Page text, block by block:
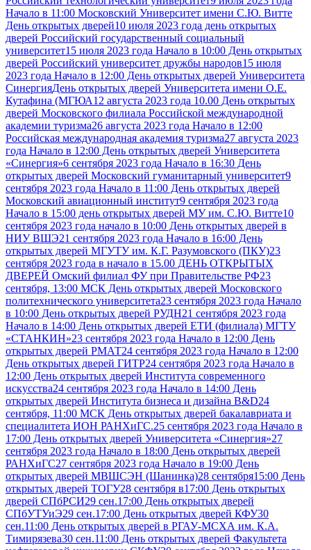
Начало в 11:00 Московский Университет имени С.Ю. Витте
День открытых дверей10 июля 2023 года день открытых
дверей Российский государственный социальный
университет15 июля 2023 года Начало в 10:00 День открытых
дверей Российский университет дружбы народов15 июля
2023 года Начало в 12:00 День открытых дверей Университета
СинергияДень открытых дверей Университета имени О.Е.
Кутафина (МГЮА12 августа 2023 года 10.00 День открытых
дверей Московского филиала Российской международной
академии туризма26 августа 2023 года Начало в 12:00
Российская международная академия туризма27 августа 2023
года Начало в 12:00 День открытых дверей Университета
«Синергия»6 сентября 2023 года Начало в 16:30 День
открытых дверей Московский гуманитарный университет9
сентября 2023 года Начало в 11:00 День открытых дверей
Московский авиационный институт9 сентября 2023 года
Начало в 15:00 день открытых дверей МУ им. С.Ю. Витте10
сентября 2023 года начало в 10:00 День открытых дверей в
НИУ ВШЭ21 сентября 2023 года Начало в 16:00 День
открытых дверей МГУТУ им. К.Г. Разумовского (ПКУ)23
сентября 2023 года в начало в 15.00 ДЕНЬ ОТКРЫТЫХ
ДВЕРЕЙ Омский филиал ФУ при Правительстве РФ23
сентября, 13:00 МСК День открытых дверей Московского
политехнического университета23 сентября 2023 года Начало
в 10:00 День открытых дверей РУДН21 сентября 2023 года
Начало в 14:00 День открытых дверей ЕТИ (филиала) МГТУ
«СТАНКИН»23 сентября 2023 года Начало в 12:00 День
открытых дверей РМАТ24 сентября 2023 года Начало в 12:00
День открытых дверей ГИТР24 сентября 2023 года Начало в
12:00 День открытых дверей Института современного
искусства24 сентября 2023 года Начало в 14:00 День
открытых дверей Института бизнеса и дизайна B&D24
сентября, 11:00 МСК День открытых дверей бакалавриата и
специалитета ИОН РАНХиГС.25 сентября 2023 года Начало в
17:00 День открытых дверей Университета «Синергия»27
сентября 2023 года Начало в 18:00 День открытых дверей
РАНХиГС27 сентября 2023 года Начало в 19:00 День
открытых дверей МВШСЭН (Шанинка)28 сентября15:00 День
открытых дверей ТОГУ28 сентября в17:00 День открытых
дверей СПбРСИ29 сен.17:00 День открытых дверей
СПбУТУиЭ29 сен.17:00 День открытых дверей КФУ30
сен.11:00 День открытых дверей в РГАУ-МСХА им. К.А.
Тимирязева30 сен.11:00 День открытых дверей Факультета